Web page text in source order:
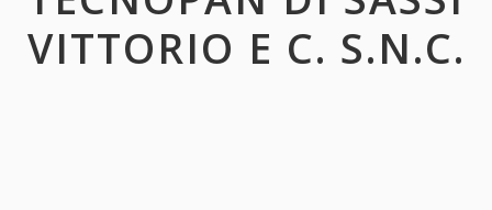
VITTORIO E C. S.N.C.